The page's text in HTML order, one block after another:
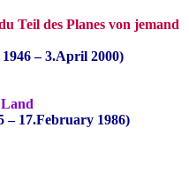
Teil des Planes von jemand
– 3.April 2000)
Land
– 17.February 1986)